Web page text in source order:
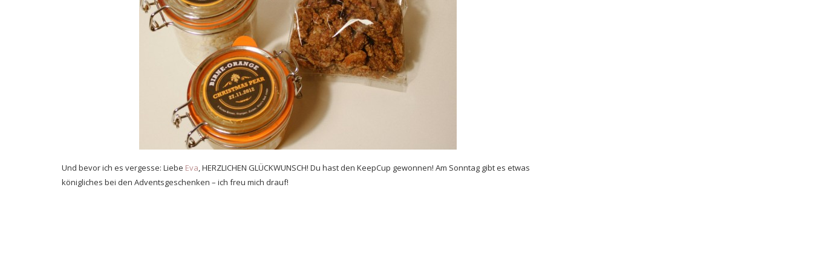
Und bevor ich es vergesse: Liebe Eva, HERZLICHEN GLÜCKWUNSCH! Du hast den KeepCup gewonnen! Am Sonntag gibt es etwas
königliches bei den Adventsgeschenken – ich freu mich drauf!